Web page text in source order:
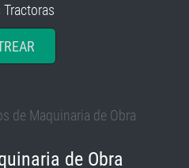
Tractoras
de Obra